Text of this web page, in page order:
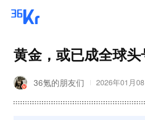
黄金，或已成全球
36氪的朋友们 2026年01月